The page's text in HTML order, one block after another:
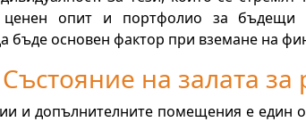
опит и портфолио за бъдещи
бъде основен фактор при вземане на
Състояние на залата за
и допълнителните помещения е един